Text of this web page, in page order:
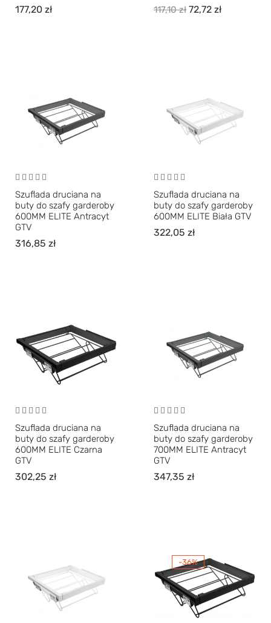
177,20 zł
117,10zł 72,72 zł
Szuflada druciana na
buty do szafy garderoby
600MM ELITE Antracyt
GTV
316,85 zł
Szuflada druciana na
buty do szafy garderoby
600MM ELITE Biała GTV
322,05 zł
Szuflada druciana na
buty do szafy garderoby
600MM ELITE Czarna
GTV
302,25 zł
Szuflada druciana na
buty do szafy garderoby
700MM ELITE Antracyt
GTV
347,35 zł
-36%